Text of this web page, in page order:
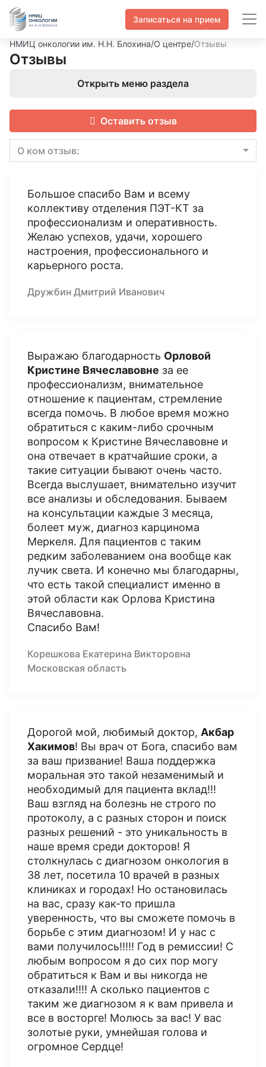
Записаться на прием
НМИЦ онкологии им. Н.Н. Блохина/О центре/Отзывы
Отзывы
Открыть меню раздела
Оставить отзыв
О ком отзыв:
Большое спасибо Вам и всему
коллективу отделения ПЭТ-КТ за
профессионализм и оперативность.
Желаю успехов, удачи, хорошего
настроения, профессионального и
карьерного роста.
Дружбин Дмитрий Иванович
Выражаю благодарность Орловой
Кристине Вячеславовне за ее
профессионализм, внимательное
отношение к пациентам, стремление
всегда помочь. В любое время можно
обратиться с каким-либо срочным
вопросом к Кристине Вячеславовне и
она отвечает в кратчайшие сроки, а
такие ситуации бывают очень часто.
Всегда выслушает, внимательно изучит
все анализы и обследования. Бываем
на консультации каждые 3 месяца,
болеет муж, диагноз карцинома
Меркеля. Для пациентов с таким
редким заболеванием она вообще как
лучик света. И конечно мы благодарны,
что есть такой специалист именно в
этой области как Орлова Кристина
Вячеславовна.
Спасибо Вам!
Корешкова Екатерина Викторовна
Московская область
Дорогой мой, любимый доктор, Акбар
Хакимов! Вы врач от Бога, спасибо вам
за ваш призвание! Ваша поддержка
моральная это такой незаменимый и
необходимый для пациента вклад!!!
Ваш взгляд на болезнь не строго по
протоколу, а с разных сторон и поиск
разных решений - это уникальность в
наше время среди докторов! Я
столкнулась с диагнозом онкология в
38 лет, посетила 10 врачей в разных
клиниках и городах! Но остановилась
на вас, сразу как-то пришла
уверенность, что вы сможете помочь в
борьбе с этим диагнозом! И у нас с
вами получилось!!!!! Год в ремиссии! С
любым вопросом я до сих пор могу
обратиться к Вам и вы никогда не
отказали!!!! А сколько пациентов с
таким же диагнозом я к вам привела и
все в восторге! Молюсь за вас! У вас
золотые руки, умнейшая голова и
огромное Сердце!